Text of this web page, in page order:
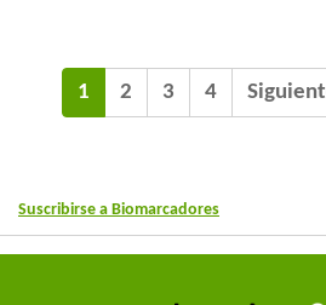
1 2 3 4
Suscribirse a Biomarcadores